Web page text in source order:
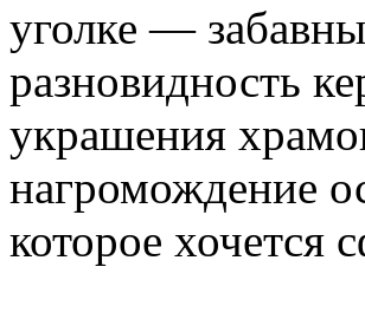
уголке —
разновидность
украшения
нагромождение
которое хочется